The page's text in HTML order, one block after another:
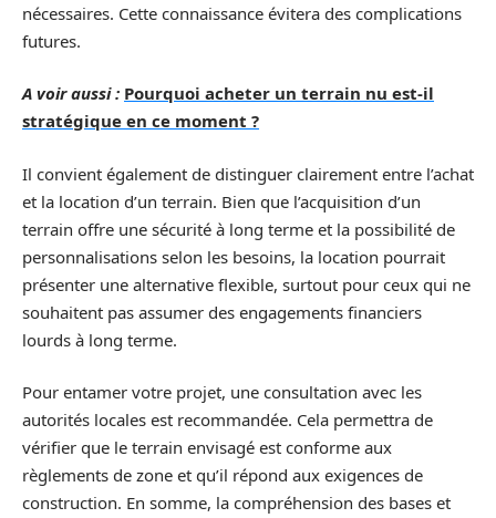
nécessaires. Cette connaissance évitera des complications
futures.
A voir aussi : Pourquoi acheter un terrain nu est-il
stratégique en ce moment ?
Il convient également de distinguer clairement entre l’achat
et la location d’un terrain. Bien que l’acquisition d’un
terrain offre une sécurité à long terme et la possibilité de
personnalisations selon les besoins, la location pourrait
présenter une alternative flexible, surtout pour ceux qui ne
souhaitent pas assumer des engagements financiers
lourds à long terme.
Pour entamer votre projet, une consultation avec les
autorités locales est recommandée. Cela permettra de
vérifier que le terrain envisagé est conforme aux
règlements de zone et qu’il répond aux exigences de
construction. En somme, la compréhension des bases et